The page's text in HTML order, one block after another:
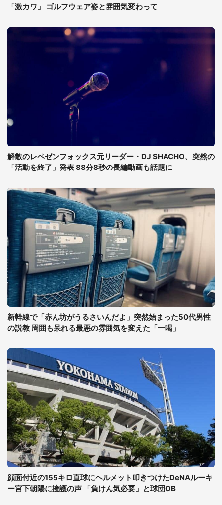
「激カワ」 ゴルフウェア姿と雰囲気変わって
解散のレペゼンフォックス元リーダー・DJ SHACHO、突然の
「活動を終了」発表 88分8秒の長編動画も話題に
新幹線で「赤ん坊がうるさいんだよ」突然始まった50代男性
の説教 周囲も呆れる最悪の雰囲気を変えた「一喝」
顔面付近の155キロ直球にヘルメット叩きつけたDeNAルーキ
ー宮下朝陽に擁護の声 「負けん気必要」と球団OB